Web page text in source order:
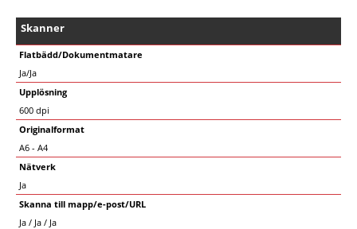
Skanner
Flatbädd/Dokumentmatare
Ja/Ja
Upplösning
600 dpi
Originalformat
A6 - A4
Nätverk
Ja
Skanna till mapp/e-post/URL
Ja / Ja / Ja